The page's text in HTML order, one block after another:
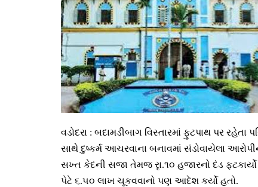
વડોદરા : બદામડીબાગ વિસ્તારમાં ફુટપાથ પર રહેતા
સાથે દુષ્કર્મ આચરવાના બનાવમાં સંડોવાયેલા
સખ્ત કેદની સજા તેમજ રૃા.૧૦ હજારનો દંડ
પેટે ૬.૫૦ લાખ ચૂકવવાનો પણ આદેશ કર્યો હતો.